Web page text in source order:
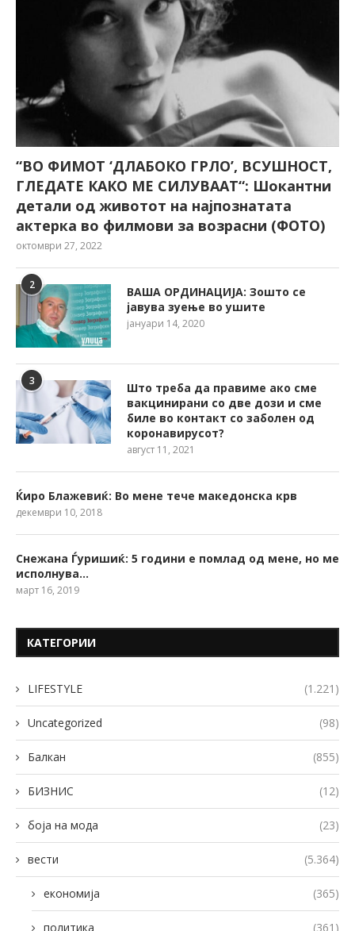
“ВО ФИМОТ ‘ДЛАБОКО ГРЛО’, ВСУШНОСТ,
ГЛЕДАТЕ КАКО МЕ СИЛУВААТ“: Шокантни
детали од животот на најпознатата
актерка во филмови за возрасни (ФОТО)
октомври 27, 2022
2
ВАША ОРДИНАЦИЈА: Зошто се
јавува зуење во ушите
јануари 14, 2020
3
Што треба да правиме ако сме
вакцинирани со две дози и сме
биле во контакт со заболен од
коронавирусот?
август 11, 2021
Ќиро Блажевиќ: Во мене тече македонска крв
декември 10, 2018
Снежана Ѓуришиќ: 5 години е помлад од мене, но ме
исполнува…
март 16, 2019
КАТЕГОРИИ
LIFESTYLE (1.221)
Uncategorized (98)
Балкан (855)
БИЗНИС (12)
боја на мода (23)
вести (5.364)
економија (365)
политика (361)